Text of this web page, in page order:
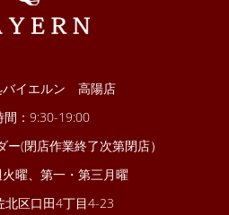
バイエルン 高陽店
間：9:30-19:00
(閉店作業終了次第閉店）
曜、第一・第三月曜
北区口田4丁目4-23